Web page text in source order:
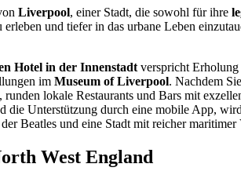
Liverpool, einer Stadt, die sowohl für ihre
erleben und tiefer in das urbane Leben
Hotel in der Innenstadt verspricht
im Museum of Liverpool. Nachdem
runden lokale Restaurants und Bars mit
die Unterstützung durch eine mobile App,
Beatles und eine Stadt mit reicher
West England